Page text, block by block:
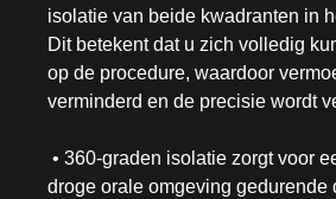
isolatie van beide kwadranten in
Dit betekent dat u zich volledig
op de procedure, waardoor
verminderd en de precisie wordt
• 360-graden isolatie zorgt voor
droge orale omgeving gedurende